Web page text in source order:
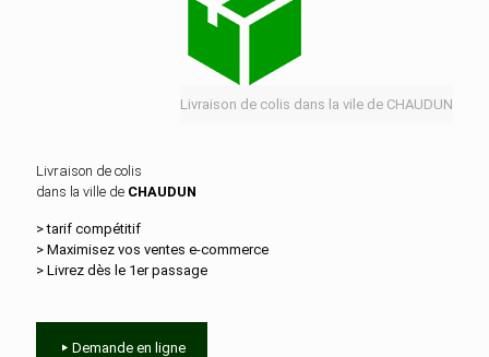
Livraison de colis dans la vile de CHAUDUN
Livraison de colis
dans la ville de CHAUDUN
> tarif compétitif
> Maximisez vos ventes e‑commerce
> Livrez dès le 1er passage
Demande en ligne